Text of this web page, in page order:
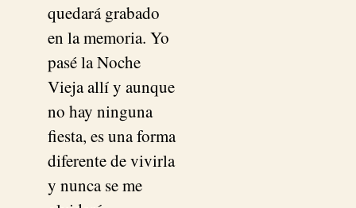
quedará grabado
en la memoria. Yo
pasé la Noche
Vieja allí y aunque
no hay ninguna
fiesta, es una forma
diferente de vivirla
y nunca se me